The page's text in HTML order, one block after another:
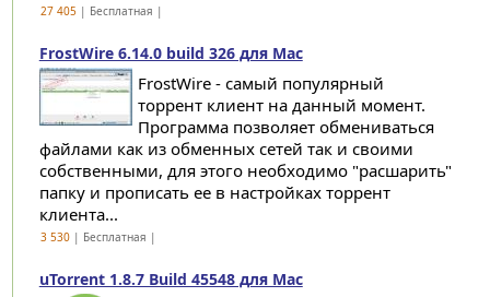
27 405| Бесплатная |
FrostWire 6.14.0 build 326 для Mac
FrostWire - самый популярный
торрент клиент на данный момент.
Программа позволяет обмениваться
файлами как из обменных сетей так и своими
собственными, для этого необходимо "расшарить"
папку и прописать ее в настройках торрент
клиента...
3 530| Бесплатная |
uTorrent 1.8.7 Build 45548 для Mac